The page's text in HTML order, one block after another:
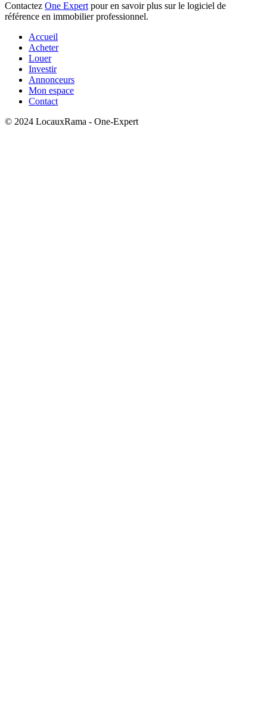
Contactez One Expert pour en savoir plus sur le logiciel de
référence en immobilier professionnel.
Accueil
Acheter
Louer
Investir
Annonceurs
Mon espace
Contact
© 2024 LocauxRama - One-Expert